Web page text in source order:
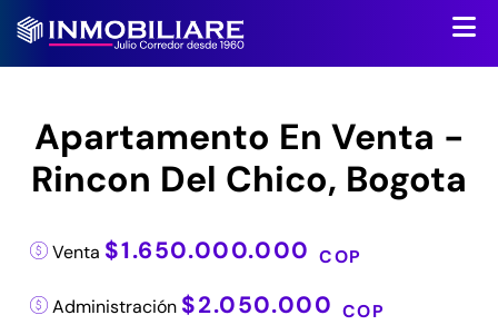
Apartamento En Venta -
Rincon Del Chico, Bogota
Venta $1.650.000.000 COP
Administración $2.050.000 COP